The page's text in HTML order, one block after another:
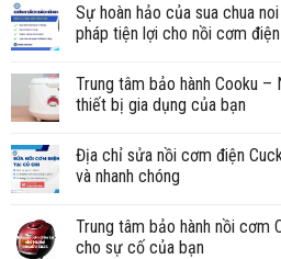
Sự hoàn hảo của sua chua
pháp tiện lợi cho nồi cơm
Trung tâm bảo hành Cooku
thiết bị gia dụng của bạn
Địa chỉ sửa nồi cơm điện
và nhanh chóng
Trung tâm bảo hành nồi cơm
cho sự cố của bạn